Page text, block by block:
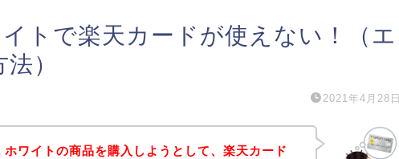
トで楽天カードが使えない！（エ
）
2021年4月28日
ワイトの商品を購入しようとして、楽天カード